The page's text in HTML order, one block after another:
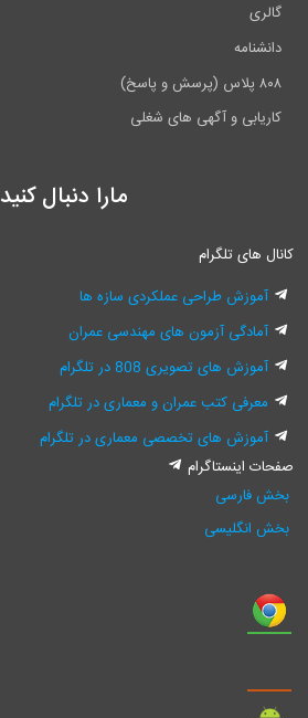
گالری
دانشنامه
۸۰۸ پلاس (پرسش و پاسخ)
کاریابی و آگهی های شغلی
مارا دنبال کنید:
کانال های تلگرام
آموزش طراحی عملکردی سازه ها
آمادگی آزمون های مهندسی عمران
آموزش های تصویری 808 در تلگرام
معرفی کتب عمران و معماری در تلگرام
آموزش های تخصصی معماری در تلگرام
صفحات اینستاگرام
بخش فارسی
بخش انگلیسی